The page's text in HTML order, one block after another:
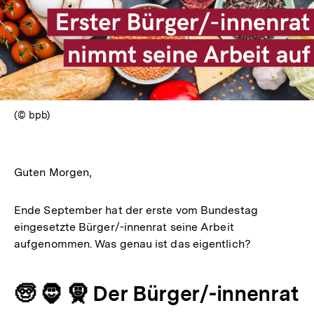
(© bpb)
Guten Morgen,
Ende September hat der erste vom Bundestag
eingesetzte Bürger/-innenrat seine Arbeit
aufgenommen. Was genau ist das eigentlich?
🧓 🧔 🧕 Der Bürger/-innenrat